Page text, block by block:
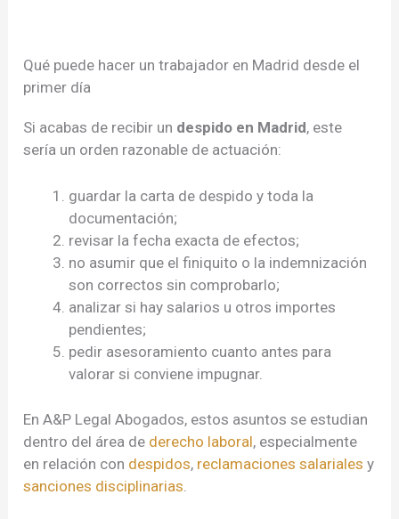
Qué puede hacer un trabajador en Madrid desde el
primer día
Si acabas de recibir un despido en Madrid, este
sería un orden razonable de actuación:
guardar la carta de despido y toda la
documentación;
revisar la fecha exacta de efectos;
no asumir que el finiquito o la indemnización
son correctos sin comprobarlo;
analizar si hay salarios u otros importes
pendientes;
pedir asesoramiento cuanto antes para
valorar si conviene impugnar.
En A&P Legal Abogados, estos asuntos se estudian
dentro del área de derecho laboral, especialmente
en relación con despidos, reclamaciones salariales y
sanciones disciplinarias